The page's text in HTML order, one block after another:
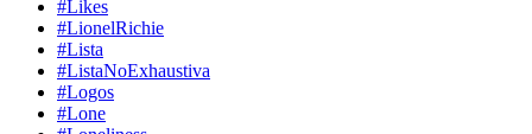
#Likes
#LionelRichie
#Lista
#ListaNoExhaustiva
#Logos
#Lone